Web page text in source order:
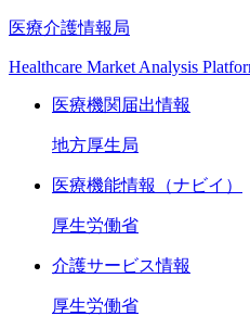
医療介護情報局
Healthcare Market Analysis
医療機関届出情報
地方厚生局
医療機能情報（ナビイ）
厚生労働省
介護サービス情報
厚生労働省